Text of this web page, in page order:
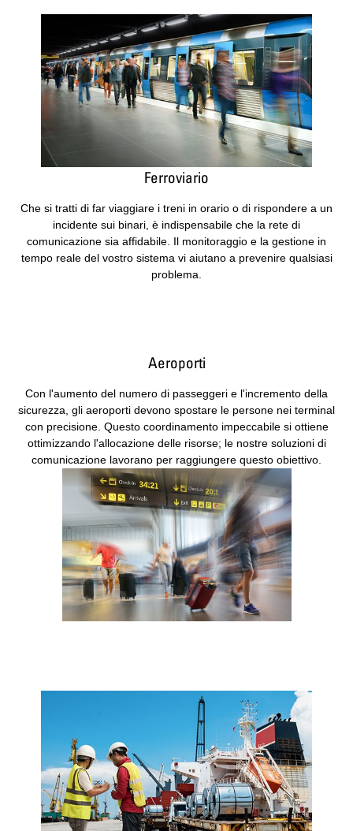
Ferroviario
Che si tratti di far viaggiare i treni in orario o di rispondere a un
incidente sui binari, è indispensabile che la rete di
comunicazione sia affidabile. Il monitoraggio e la gestione in
tempo reale del vostro sistema vi aiutano a prevenire qualsiasi
problema.
Aeroporti
Con l'aumento del numero di passeggeri e l'incremento della
sicurezza, gli aeroporti devono spostare le persone nei terminal
con precisione. Questo coordinamento impeccabile si ottiene
ottimizzando l'allocazione delle risorse; le nostre soluzioni di
comunicazione lavorano per raggiungere questo obiettivo.